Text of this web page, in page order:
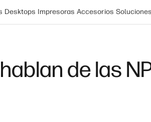
Desktops Impresoras Accesorios
de las